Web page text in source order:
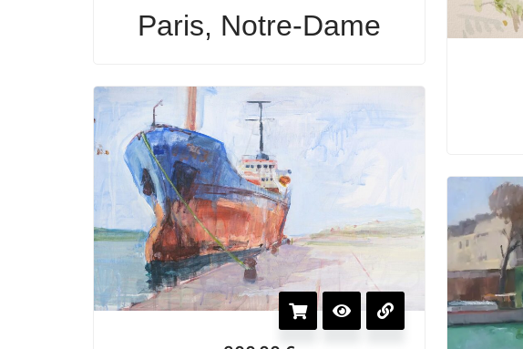
Paris, Notre-Dame